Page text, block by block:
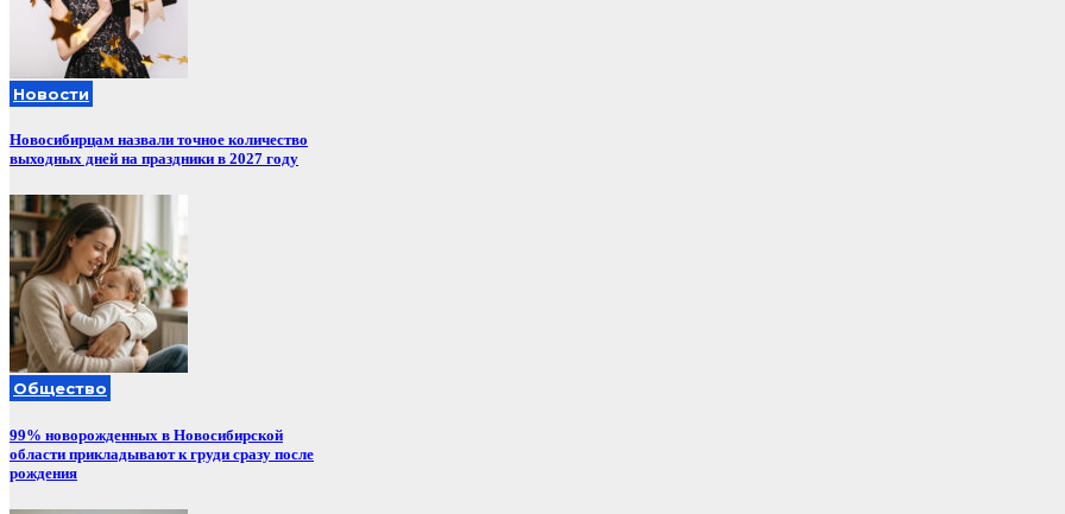
Новости
Новосибирцам назвали точное количество
выходных дней на праздники в 2027 году
Общество
99% новорожденных в Новосибирской
области прикладывают к груди сразу после
рождения